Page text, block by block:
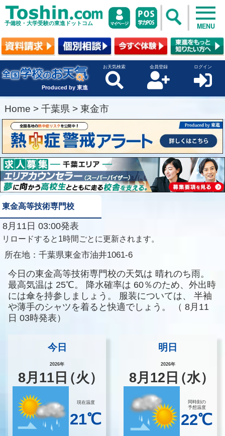
予備校・大学受験の東進ドットコム MENU
Produced by 東進
お天気検索 会員登録 ログイン
Home > 千葉県 > 東金市
東金高等技術専門校
8月11日 03:00発表
リロードすると1時間ごとに更新されます。
所在地： 千葉県東金市油井1061-6
今日の東金高等技術専門校の天気は 晴れのち雨。
最高気温は 25℃。 降水確率は 60％のため、外出時
には傘を持参しましょう。
服装については、
半袖
や薄手のシャツを着ると快適でしょう。
（ 8月11
日 03時発表）
今日
2026年
8月 11日（火）
現在温度
21℃
明日
2026年
8月 12 日（水）
同時刻の
予想温度
22℃